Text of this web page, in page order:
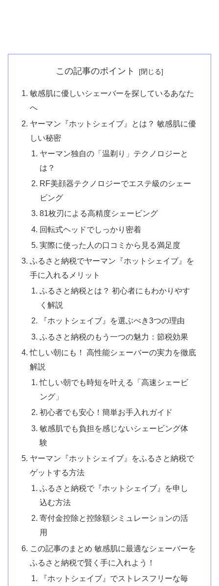
この記事のポイント
敏感肌に優しいシェーバーを探しているあなた
へ
ヤーマン『ホットシェイブ』とは？ 敏感肌に優
しい秘密
ヤーマン独自の「温剃り」テクノロジーと
は？
RF美顔器テクノロジーでエステ級のシェー
ビング
81枚刃による高精度シェービング
回転式ヘッドでしっかり密着
実際に使った人の口コミから見る満足度
ふるさと納税でヤーマン『ホットシェイブ』を
手に入れるメリット
ふるさと納税とは？ 初心者にもわかりやす
く解説
『ホットシェイブ』を選ぶべき3つの理由
ふるさと納税のもう一つの魅力：節税効果
忙しい朝にも！ 高性能シェーバーの実力を徹底
解説
忙しい朝でも時短を叶える「高速シェービ
ング」
初心者でも安心！簡単お手入れガイド
敏感肌でも負担を感じないシェービング体
験
ヤーマン『ホットシェイブ』をふるさと納税で
ゲットする方法
ふるさと納税で『ホットシェイブ』を申し
込む方法
寄付金控除と控除額シミュレーションの活
用
この記事のまとめ 敏感肌に最適なシェーバーを
ふるさと納税で賢く手に入れよう！
『ホットシェイブ』でストレスフリーな毎